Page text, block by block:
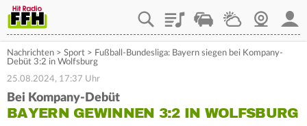
PlaylistStaupilotWetterWebcam
Nachrichten > Sport > Fußball-Bundesliga: Bayern siegen bei Kompany-
Debüt 3:2 in Wolfsburg
25.08.2024, 17:37 Uhr
Bei Kompany-Debüt
BAYERN GEWINNEN 3:2 IN WOLFSBURG